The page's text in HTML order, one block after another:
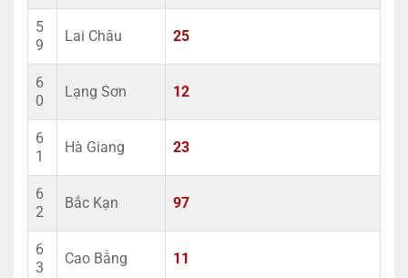
5
9
Lai Châu 25
6
0
Lạng Sơn 12
6
1
Hà Giang 23
6
2
Bắc Kạn 97
6
3
Cao Bằng 11